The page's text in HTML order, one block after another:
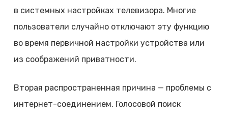
в системных настройках телевизора. Многие
пользователи случайно отключают эту функцию
во время первичной настройки устройства или
из соображений приватности.
Вторая распространенная причина — проблемы с
интернет-соединением. Голосовой поиск